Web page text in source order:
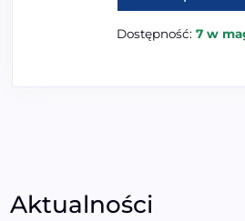
Dostępność: 7 w
Aktualności